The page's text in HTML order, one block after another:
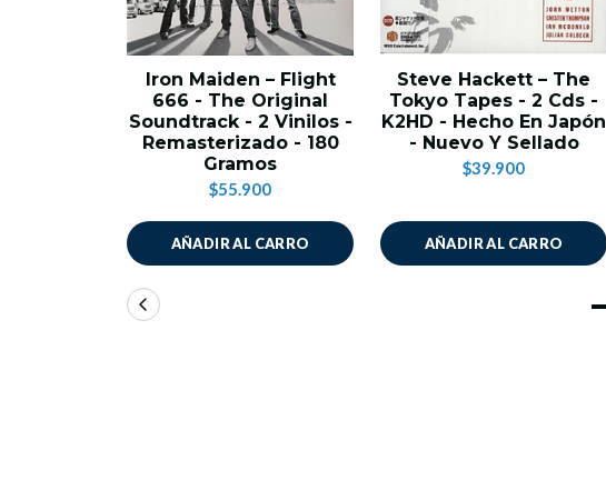
Iron Maiden – Flight
666 - The Original
Soundtrack - 2 Vinilos -
Remasterizado - 180
Gramos
$55.900
AÑADIR AL CARRO
Steve Hackett ‎– The
Tokyo Tapes - 2 Cds -
K2HD - Hecho En Japón
- Nuevo Y Sellado
$39.900
AÑADIR AL CARRO